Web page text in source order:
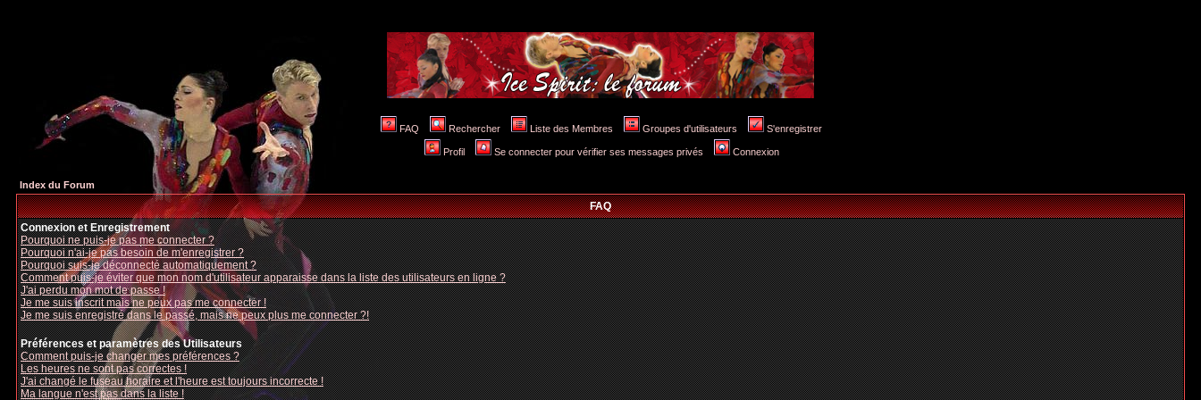
FAQ Rechercher Liste des Membres Groupes d'utilisateurs S'enregistrer
Profil Se connecter pour vérifier ses messages privés Connexion
Index du Forum
FAQ
Connexion et Enregistrement
Pourquoi ne puis-je pas me connecter ?
Pourquoi n'ai-je pas besoin de m'enregistrer ?
Pourquoi suis-je déconnecté automatiquement ?
Comment puis-je éviter que mon nom d'utilisateur apparaisse dans la liste des utilisateurs en ligne ?
J'ai perdu mon mot de passe !
Je me suis inscrit mais ne peux pas me connecter !
Je me suis enregistré dans le passé, mais ne peux plus me connecter ?!
Préférences et paramètres des Utilisateurs
Comment puis-je changer mes préférences ?
Les heures ne sont pas correctes !
J'ai changé le fuseau horaire et l'heure est toujours incorrecte !
Ma langue n'est pas dans la liste !